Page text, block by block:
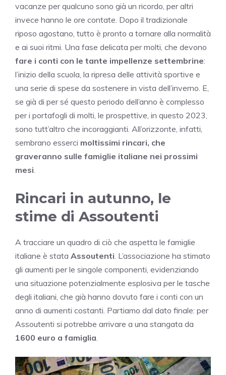
vacanze per qualcuno sono già un ricordo, per altri
invece hanno le ore contate. Dopo il tradizionale
riposo agostano, tutto è pronto a tornare alla normalità
e ai suoi ritmi. Una fase delicata per molti, che devono
fare i conti con le tante impellenze settembrine:
l’inizio della scuola, la ripresa delle attività sportive e
una serie di spese da sostenere in vista dell’inverno. E,
se già di per sé questo periodo dell’anno è complesso
per i portafogli di molti, le prospettive, in questo 2023,
sono tutt’altro che incoraggianti. All’orizzonte, infatti,
sembrano esserci moltissimi rincari, che
graveranno sulle famiglie italiane nei prossimi
mesi
Rincari in autunno, le
stime di Assoutenti
A tracciare un quadro di ciò che aspetta le famiglie
italiane è stata Assoutenti . L’associazione ha stimato
gli aumenti per le singole componenti, evidenziando
una situazione potenzialmente esplosiva per le tasche
degli italiani, che già hanno dovuto fare i conti con un
anno di aumenti costanti. Partiamo dal dato finale: per
Assoutenti si potrebbe arrivare a una stangata da
1600 euro a famiglia